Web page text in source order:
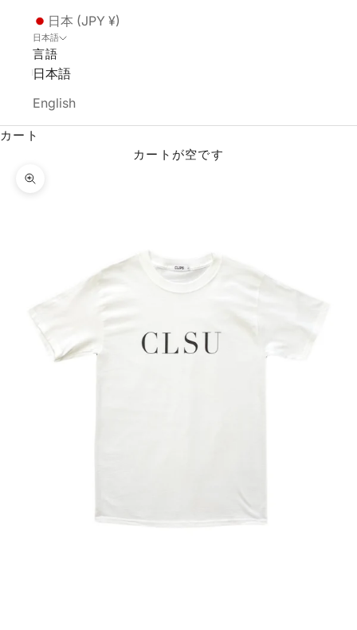
日本 (JPY ¥)
日本語
言語
日本語
English
カート
カートが空です
ズームイン